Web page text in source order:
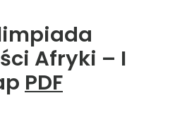
Afryki – I
PDF